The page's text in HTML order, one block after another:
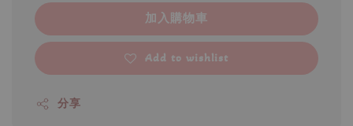
加入購物車
Add to wishlist
分享